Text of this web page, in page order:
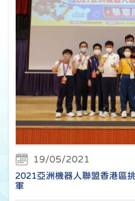
19/05/2021
2021亞洲機器人聯盟香港區
軍